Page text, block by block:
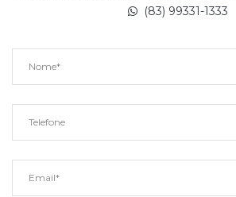
(83) 99331-1333